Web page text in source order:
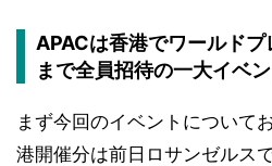
APACは香港でワールド
まで全員招待の一大イベ
まず今回のイベントについて
港開催分は前日ロサンゼルス